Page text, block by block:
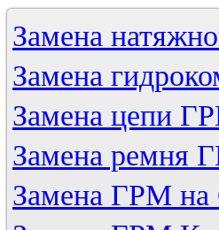
Замена
Замена
Замена цепи
Замена ремня
Замена ГРМ на